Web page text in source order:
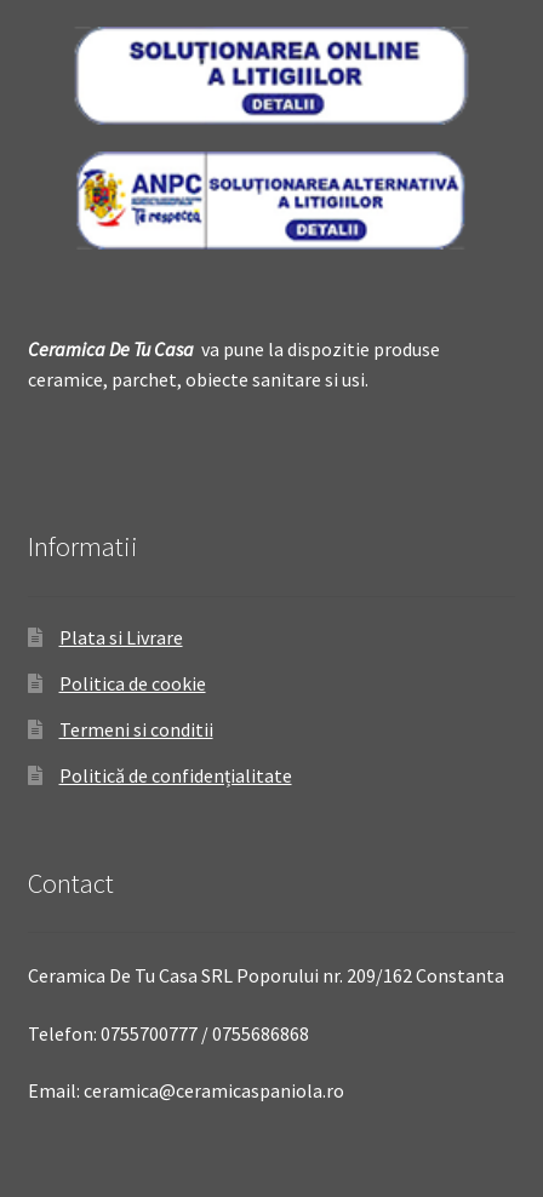
Ceramica DeTu Casava pune la dispozitie produse
ceramice, parchet, obiecte sanitare si usi.
Informatii
Plata si Livrare
Politica de cookie
Termeni si conditii
Politică de confidențialitate
Contact
Ceramica De Tu Casa SRL Poporului nr. 209/162 Constanta
Telefon: 0755700777 / 0755686868
Email: ceramica@ceramicaspaniola.ro